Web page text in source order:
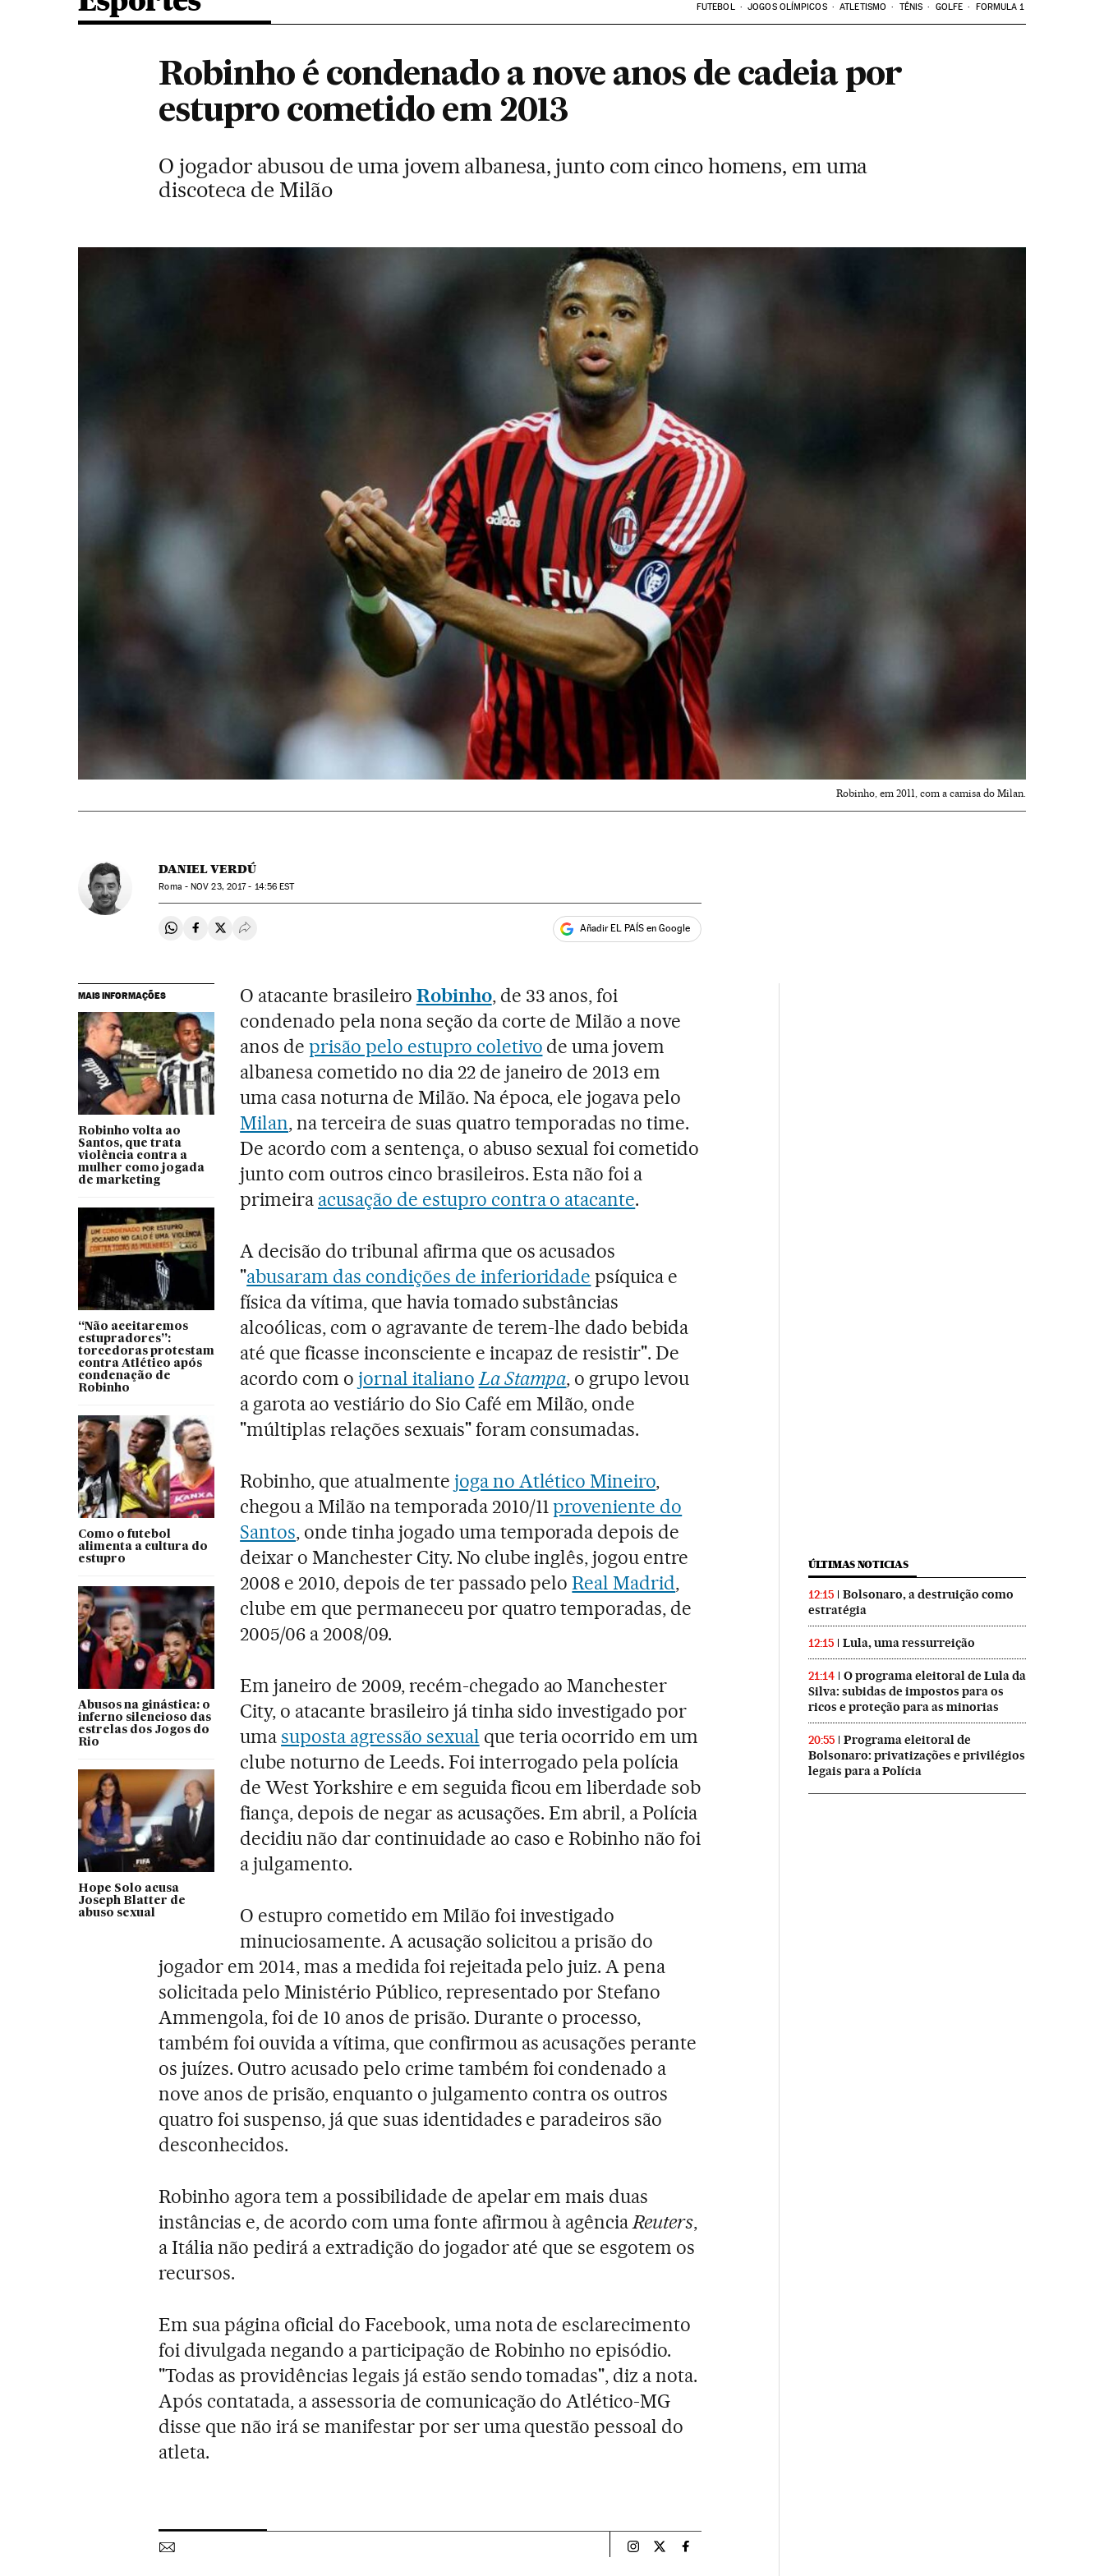
FUTEBOL JOGOS OLÍMPICOS ATLETISMO TÊNIS GOLFE FORMULA 1
Robinho é condenado a nove anos de cadeia por
estupro cometido em 2013
O jogador abusou de uma jovem albanesa, junto com cinco homens, em uma
discoteca de Milão
Robinho, em 2011, com a camisa do Milan.
DANIEL VERDÚ
Roma -NOV 23, 2017 - 14:56 EST
Compartir en Whatsapp
Compartir en Facebook
Compartir en Twitter
Desplegar Redes Sociales Añadir EL PAÍS en Google
MAIS INFORMAÇÕES
Robinho volta ao
Santos, que trata
violência contra a
mulher como jogada
de marketing
“Não aceitaremos
estupradores”:
torcedoras protestam
contra Atlético após
condenação de
Robinho
Como o futebol
alimenta a cultura do
estupro
Abusos na ginástica: o
inferno silencioso das
estrelas dos Jogos do
Rio
Hope Solo acusa
Joseph Blatter de
abuso sexual
O atacante brasileiro Robinho, de 33 anos, foi
condenado pela nona seção da corte de Milão a nove
anos deprisão pelo estupro coletivo de uma jovem
albanesa cometido no dia 22 de janeiro de 2013 em
uma casa noturna de Milão. Na época, ele jogava pelo
Milan, na terceira de suas quatro temporadas no time.
De acordo com a sentença, o abuso sexual foi cometido
junto com outros cinco brasileiros. Esta não foi a
primeira acusação de estupro contra o atacante.
A decisão do tribunal afirma que os acusados
"abusaram das condições de inferioridade psíquica e
física da vítima, que havia tomado substâncias
alcoólicas, com o agravante de terem-lhe dado bebida
até que ficasse inconsciente e incapaz de resistir". De
acordo com o jornal italiano La Stampa, o grupo levou
a garota ao vestiário do Sio Café em Milão, onde
"múltiplas relações sexuais" foram consumadas.
Robinho, que atualmente joga no Atlético Mineiro,
chegou a Milão na temporada 2010/11proveniente do
Santos, onde tinha jogado uma temporada depois de
deixar o Manchester City. No clube inglês, jogou entre
2008 e 2010, depois de ter passado peloReal Madrid,
clube em que permaneceu por quatro temporadas, de
2005/06 a 2008/09.
Em janeiro de 2009, recém-chegado ao Manchester
City, o atacante brasileiro já tinha sido investigado por
umasuposta agressão sexual que teria ocorrido em um
clube noturno de Leeds. Foi interrogado pela polícia
de West Yorkshire e em seguida ficou em liberdade sob
fiança, depois de negar as acusações. Em abril, a Polícia
decidiu não dar continuidade ao caso e Robinho não foi
a julgamento.
O estupro cometido em Milão foi investigado
minuciosamente. A acusação solicitou a prisão do
jogador em 2014, mas a medida foi rejeitada pelo juiz. A pena
solicitada pelo Ministério Público, representado por Stefano
Ammengola, foi de 10 anos de prisão. Durante o processo,
também foi ouvida a vítima, que confirmou as acusações perante
os juízes. Outro acusado pelo crime também foi condenado a
nove anos de prisão, enquanto o julgamento contra os outros
quatro foi suspenso, já que suas identidades e paradeiros são
desconhecidos.
Robinho agora tem a possibilidade de apelar em mais duas
instâncias e, de acordo com uma fonte afirmou à agênciaReuters,
a Itália não pedirá a extradição do jogador até que se esgotem os
recursos.
Em sua página oficial do Facebook, uma nota de esclarecimento
foi divulgada negando a participação de Robinho no episódio.
"Todas as providências legais já estão sendo tomadas", diz a nota.
Após contatada, a assessoria de comunicação do Atlético-MG
disse que não irá se manifestar por ser uma questão pessoal do
atleta.
Esportes El País Brasil en Instagram
Esportes El País Brasil en Twitter
Esportes El País Brasil en Facebook
ÚLTIMAS NOTICIAS
12:15
Bolsonaro, a destruição como
estratégia
12:15 Lula, uma ressurreição
21:14
O programa eleitoral de Lula da
Silva: subidas de impostos para os
ricos e proteção para as minorias
20:55
Programa eleitoral de
Bolsonaro: privatizações e privilégios
legais para a Polícia